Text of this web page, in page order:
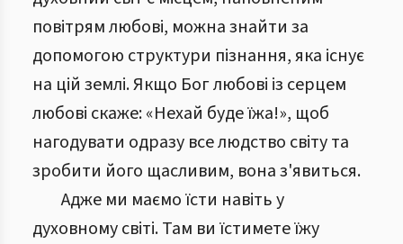
повітрям любові, можна знайти за
допомогою структури пізнання, яка існує
на цій землі. Якщо Бог любові із серцем
любові скаже: «Нехай буде їжа!», щоб
нагодувати одразу все людство світу та
зробити його щасливим, вона з'явиться.
Адже ми маємо їсти навіть у
духовному світі. Там ви їстимете їжу